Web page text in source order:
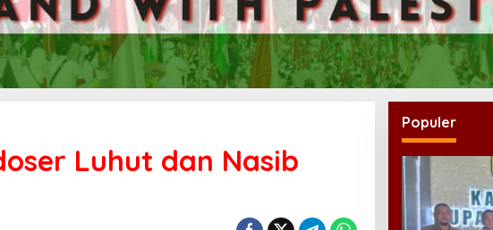
Luhut dan Nasib
Populer